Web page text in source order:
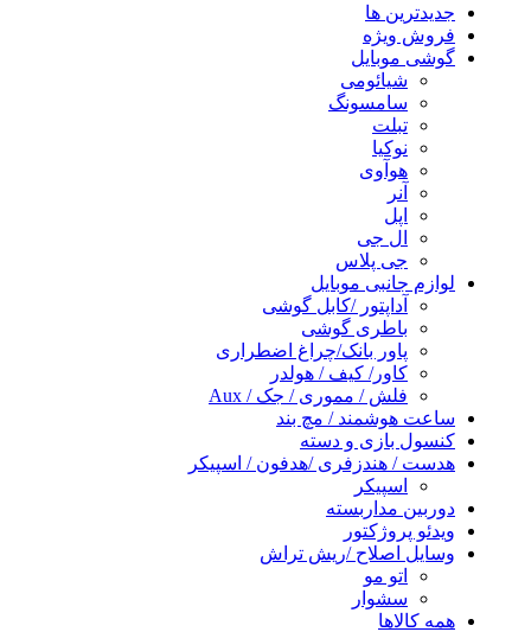
جدیدترین ها
فروش ویژه
گوشی موبایل
شیائومی
سامسونگ
تبلت
نوکیا
هوآوی
آنر
اپل
ال جی
جی پلاس
لوازم جانبی موبایل
آداپتور /کابل گوشی
باطری گوشی
پاور بانک/چراغ اضطراری
کاور/ کیف / هولدر
فلش / مموری / جک / Aux
ساعت هوشمند / مچ بند
کنسول بازی و دسته
هدست / هندزفری /هدفون / اسپیکر
اسپیکر
دوربین مداربسته
ویدئو پروژکتور
وسایل اصلاح /ریش تراش
اتو مو
سشوار
همه کالاها